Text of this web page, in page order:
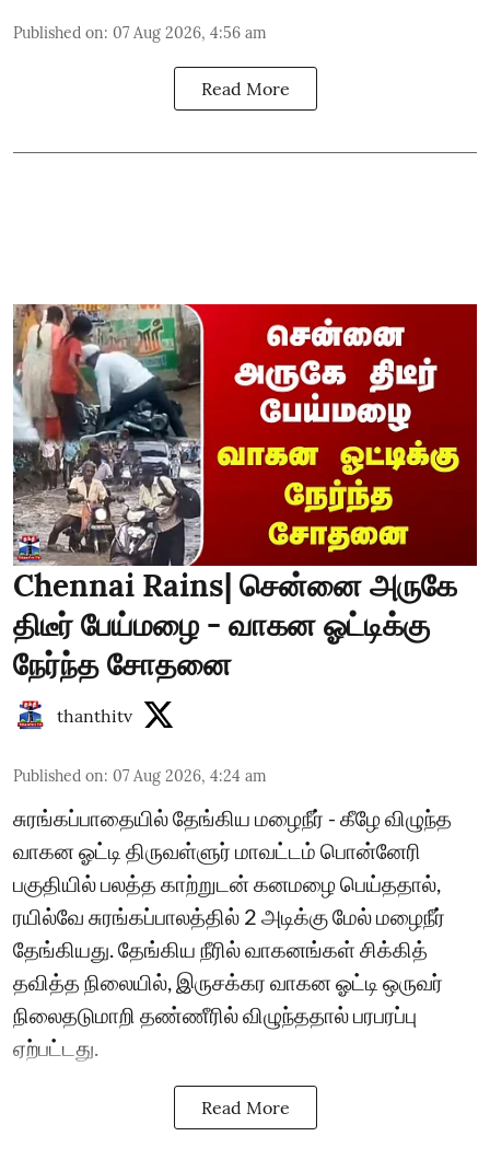
Published on: 07 Aug 2026, 4:56 am
Read More
Chennai Rains| சென்னை அருகே
திடீர் பேய்மழை - வாகன ஓட்டிக்கு
நேர்ந்த சோதனை
thanthitv
Published on: 07 Aug 2026, 4:24 am
சுரங்கப்பாதையில் தேங்கிய மழைநீர் - கீழே விழுந்த
வாகன ஓட்டி திருவள்ளுர் மாவட்டம் பொன்னேரி
பகுதியில் பலத்த காற்றுடன் கனமழை பெய்ததால்,
ரயில்வே சுரங்கப்பாலத்தில் 2 அடிக்கு மேல் மழைநீர்
தேங்கியது. தேங்கிய நீரில் வாகனங்கள் சிக்கித்
தவித்த நிலையில், இருசக்கர வாகன ஓட்டி ஒருவர்
நிலைதடுமாறி தண்ணீரில் விழுந்ததால் பரபரப்பு
ஏற்பட்டது.
Read More